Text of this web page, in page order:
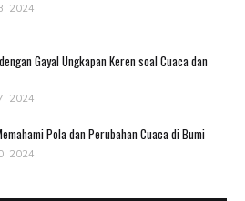
2024
Gaya! Ungkapan Keren soal Cuaca dan
2024
Pola dan Perubahan Cuaca di Bumi
2024